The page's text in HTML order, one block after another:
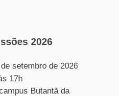
2026
de setembro de 2026
17h
Butantã da